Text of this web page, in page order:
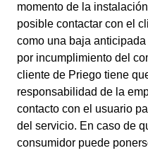
momento de la
posible contactar con el
como una baja
por incumplimiento del
cliente de Priego tiene
responsabilidad de la
contacto con el usuario
del servicio. En caso de
consumidor puede